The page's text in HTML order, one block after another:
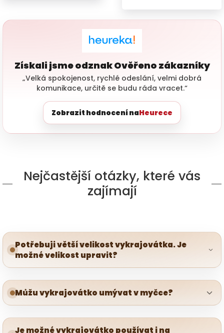
Získali jsme odznak Ověřeno zákazníky
„Velká spokojenost, rychlé odeslání, velmi dobrá
komunikace, určitě se budu ráda vracet.“
Zobrazit hodnocení naHeurece
Nejčastější otázky, které vás
zajímají
Potřebuji větší velikost vykrajovátka. Je
možné velikost upravit?
Můžu vykrajovátko umývat v myčce?
Je možné vykrajovátko používat i na